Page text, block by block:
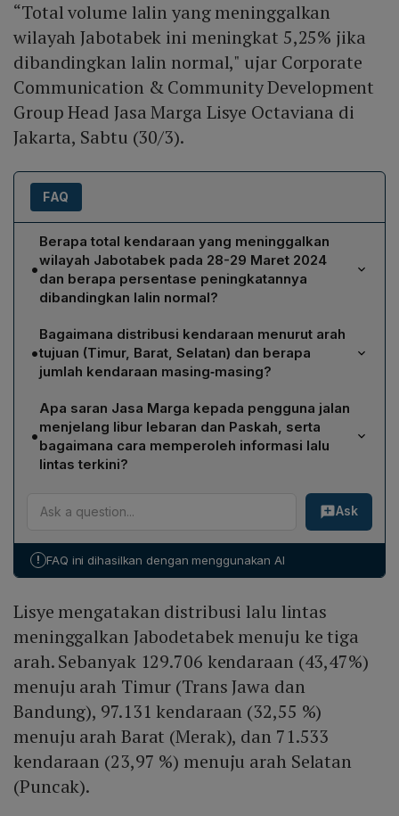
“Total volume lalin yang meninggalkan
wilayah Jabotabek ini meningkat 5,25% jika
dibandingkan lalin normal," ujar Corporate
Communication & Community Development
Group Head Jasa Marga Lisye Octaviana di
Jakarta, Sabtu (30/3).
FAQ
•
Berapa total kendaraan yang meninggalkan
wilayah Jabotabek pada 28-29 Maret 2024
dan berapa persentase peningkatannya
dibandingkan lalin normal?
PT Jasa Marga mencatat sebanyak 298.370
kendaraan meninggalkan wilayah Jabotabek pada
28‑29 Maret 2024. Menurut Corporate Communication
& Community Development Group Head Lisye
Octaviana, total volume lalin tersebut meningkat 5,25 %
dibandingkan lalin normal.
•
Bagaimana distribusi kendaraan menurut arah
tujuan (Timur, Barat, Selatan) dan berapa
jumlah kendaraan masing‑masing?
Dari total 298.370 kendaraan, 129.706 kendaraan
(43,47 %) menuju arah Timur (Trans Jawa dan
Bandung), 97.131 kendaraan (32,55 %) menuju arah
Barat (Merak), dan 71.533 kendaraan (23,97 %) menuju
Utama mencatat 60.370 kendaraan ke Trans Jawa, GT
Kalihurip Utama 69.366 kendaraan ke Bandung, GT
71.533 kendaraan ke Puncak.
•
Apa saran Jasa Marga kepada pengguna jalan
menjelang libur lebaran dan Paskah, serta
bagaimana cara memperoleh informasi lalu
lintas terkini?
mengantisipasi perjalanan, memastikan kendaraan
dalam keadaan prima, memeriksa kecukupan BBM,
arahan petugas. Informasi lalu lintas terkini dan
Center 24 Jam Jasa Marga di 14080, akun Twitter
@PTJASAMARGA, atau aplikasi Travoy untuk iOS dan
Android.
Ask
! FAQ ini dihasilkan dengan menggunakan AI
Lisye mengatakan distribusi lalu lintas
meninggalkan Jabodetabek menuju ke tiga
arah. Sebanyak 129.706 kendaraan (43,47%)
menuju arah Timur (Trans Jawa dan
Bandung), 97.131 kendaraan (32,55 %)
menuju arah Barat (Merak), dan 71.533
kendaraan (23,97 %) menuju arah Selatan
(Puncak).